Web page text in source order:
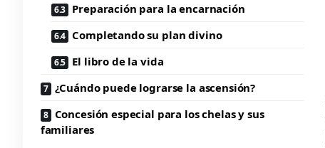
Preparación para la encarnación
Completando su plan divino
El libro de la vida
¿Cuándo puede lograrse la ascensión?
Concesión especial para los chelas y sus
familiares